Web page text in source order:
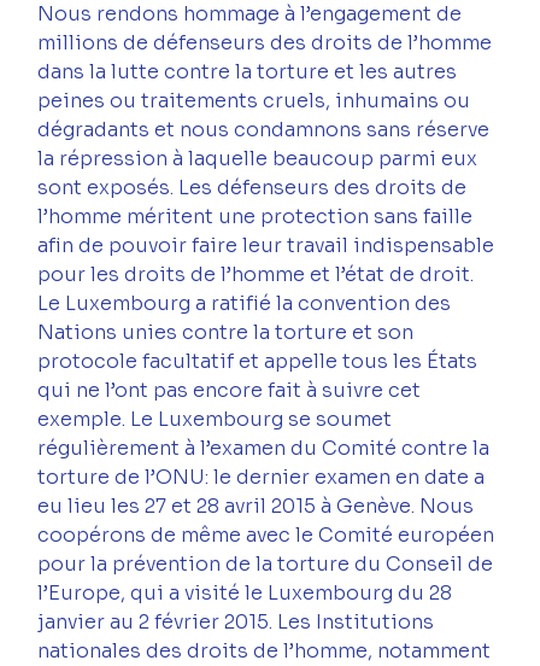
Nous rendons hommage à l’engagement de
millions de défenseurs des droits de l’homme
dans la lutte contre la torture et les autres
peines ou traitements cruels, inhumains ou
dégradants et nous condamnons sans réserve
la répression à laquelle beaucoup parmi eux
sont exposés. Les défenseurs des droits de
l’homme méritent une protection sans faille
afin de pouvoir faire leur travail indispensable
pour les droits de l’homme et l’état de droit.
Le Luxembourg a ratifié la convention des
Nations unies contre la torture et son
protocole facultatif et appelle tous les États
qui ne l’ont pas encore fait à suivre cet
exemple. Le Luxembourg se soumet
régulièrement à l’examen du Comité contre la
torture de l’ONU: le dernier examen en date a
eu lieu les 27 et 28 avril 2015 à Genève. Nous
coopérons de même avec le Comité européen
pour la prévention de la torture du Conseil de
l’Europe, qui a visité le Luxembourg du 28
janvier au 2 février 2015. Les Institutions
nationales des droits de l’homme, notamment